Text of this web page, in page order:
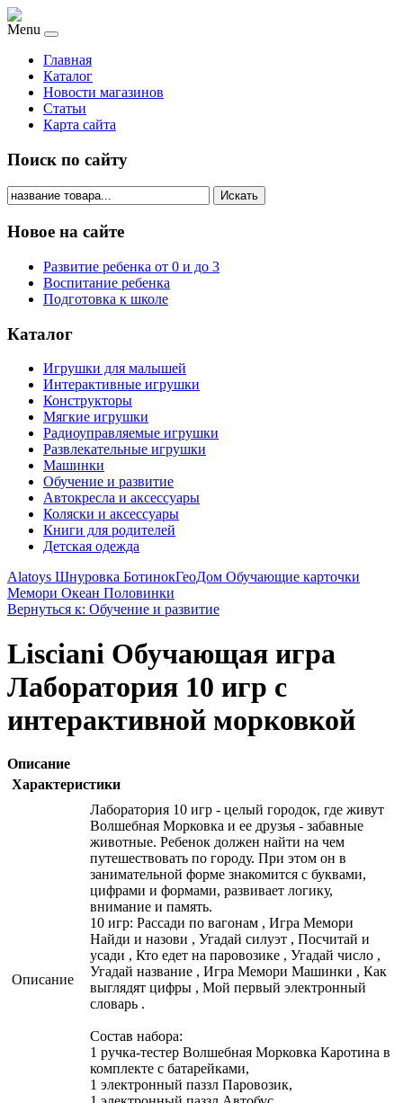
Menu
Главная
Каталог
Новости магазинов
Статьи
Карта сайта
Поиск по сайту
Искать
Новое на сайте
Развитие ребенка от 0 и до 3
Воспитание ребенка
Подготовка к школе
Каталог
Игрушки для малышей
Интерактивные игрушки
Конструкторы
Мягкие игрушки
Радиоуправляемые игрушки
Развлекательные игрушки
Машинки
Обучение и развитие
Автокресла и аксессуары
Коляски и аксессуары
Книги для родителей
Детская одежда
Alatoys Шнуровка БотинокГеоДом Обучающие карточки
Мемори Океан Половинки
Вернуться к: Обучение и развитие
Lisciani Обучающая игра
Лаборатория 10 игр с
интерактивной морковкой
Описание
Характеристики
Описание
Лаборатория 10 игр - целый городок, где живут
Волшебная Морковка и ее друзья - забавные
животные. Ребенок должен найти на чем
путешествовать по городу. При этом он в
занимательной форме знакомится с буквами,
цифрами и формами, развивает логику,
внимание и память.
10 игр: Рассади по вагонам , Игра Мемори
Найди и назови , Угадай силуэт , Посчитай и
усади , Кто едет на паровозике , Угадай число ,
Угадай название , Игра Мемори Машинки , Как
выглядят цифры , Мой первый электронный
словарь .
Состав набора:
1 ручка-тестер Волшебная Морковка Каротина в
комплекте с батарейками,
1 электронный паззл Паровозик,